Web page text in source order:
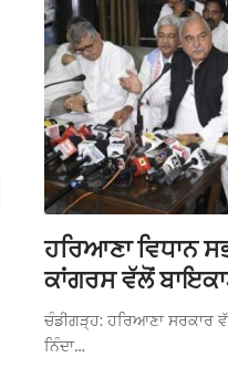
ਹਰਿਆਣਾ ਵਿਧਾਨ
ਕਾਂਗਰਸ ਵੱਲੋਂ
ਚੰਡੀਗੜ੍ਹ: ਹਰਿਆਣਾ ਸਰਕਾਰ
ਨਿੰਦਾ…